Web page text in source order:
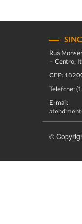
Rua
– Centro,
CEP:
Telefone:
E-mail:
©